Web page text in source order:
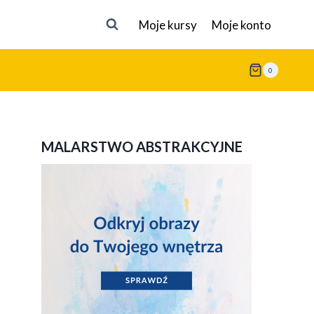
Moje kursy Moje konto
0
MALARSTWO ABSTRAKCYJNE